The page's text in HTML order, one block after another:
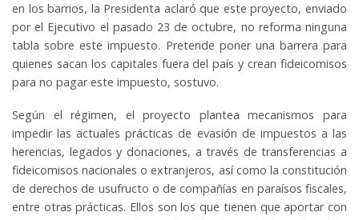
en los barrios, la Presidenta aclaró que este proyecto, enviado
por el Ejecutivo el pasado 23 de octubre, no reforma ninguna
tabla sobre este impuesto. Pretende poner una barrera para
quienes sacan los capitales fuera del país y crean fideicomisos
para no pagar este impuesto, sostuvo.
Según el régimen, el proyecto plantea mecanismos para
impedir las actuales prácticas de evasión de impuestos a las
herencias, legados y donaciones, a través de transferencias a
fideicomisos nacionales o extranjeros, así como la constitución
de derechos de usufructo o de compañías en paraísos fiscales,
entre otras prácticas. Ellos son los que tienen que aportar con